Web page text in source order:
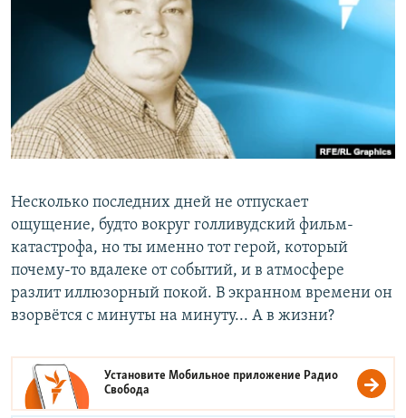
РАСПИСАНИЕ ВЕЩАНИЯ
ПОДПИШИТЕСЬ НА РАССЫЛКУ
СОЦИАЛЬНЫЕ СЕТИ
Все сайты РСЕ/РС
Несколько последних дней не отпускает
ощущение, будто вокруг голливудский фильм-
катастрофа, но ты именно тот герой, который
почему-то вдалеке от событий, и в атмосфере
разлит иллюзорный покой. В экранном времени он
взорвётся с минуты на минуту... А в жизни?
Установите Мобильное приложение Радио
Свобода